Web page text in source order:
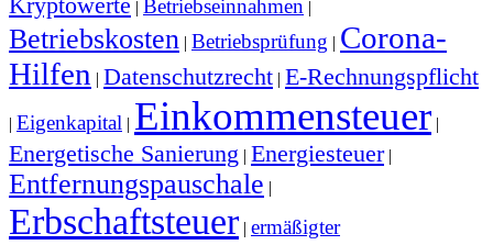
| Betriebseinnahmen |
Betriebskosten | Betriebsprüfung | Corona-
Hilfen | Datenschutzrecht | E-Rechnungspflicht
| Eigenkapital | Einkommensteuer |
Energetische Sanierung | Energiesteuer|
Entfernungspauschale |
Erbschaftsteuer | ermäßigter